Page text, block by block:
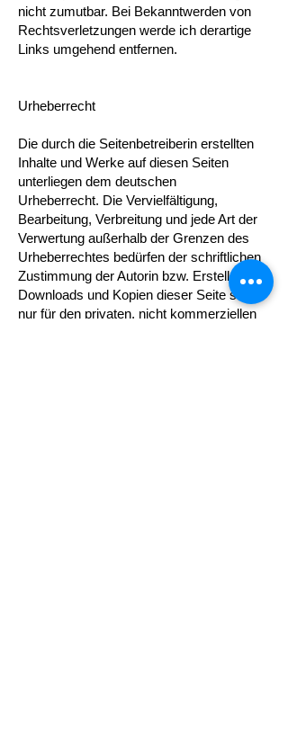
nicht zumutbar. Bei Bekanntwerden von
Rechtsverletzungen werde ich derartige
Links umgehend entfernen.
Urheberrecht
Die durch die Seitenbetreiberin erstellten
Inhalte und Werke auf diesen Seiten
unterliegen dem deutschen
Urheberrecht. Die Vervielfältigung,
Bearbeitung, Verbreitung und jede Art der
Verwertung außerhalb der Grenzen des
Urheberrechtes bedürfen der schriftlichen
Zustimmung der Autorin bzw. Erstellerin.
Downloads und Kopien dieser Seite sind
nur für den privaten, nicht kommerziellen